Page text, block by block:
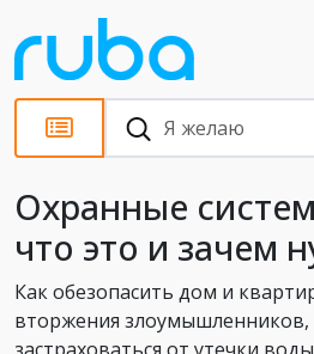
Статьи
Охранные
что это и зачем
Как обезопасить дом и
вторжения злоумышленников,